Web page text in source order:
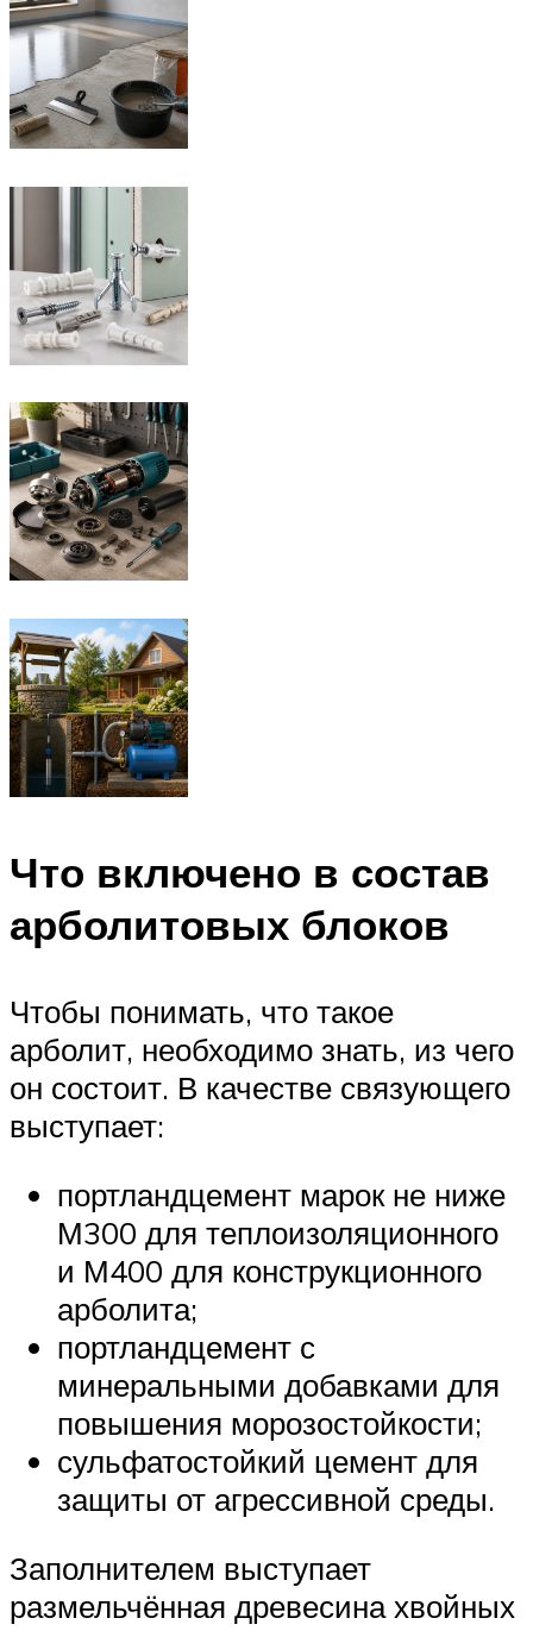
Что включено в состав
арболитовых блоков
Чтобы понимать, что такое
арболит, необходимо знать, из чего
он состоит. В качестве связующего
выступает:
портландцемент марок не ниже
М300 для теплоизоляционного
и М400 для конструкционного
арболита;
портландцемент с
минеральными добавками для
повышения морозостойкости;
сульфатостойкий цемент для
защиты от агрессивной среды.
Заполнителем выступает
размельчённая древесина хвойных